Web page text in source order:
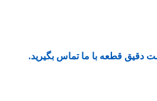
دقیق قطعه با ما تماس بگیرید.